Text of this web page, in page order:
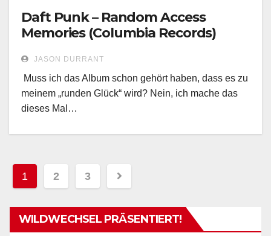
Daft Punk – Random Access
Memories (Columbia Records)
JASON DURRANT
Muss ich das Album schon gehört haben, dass es zu
meinem „runden Glück“ wird? Nein, ich mache das
dieses Mal…
Seitennummerierung
der
Beiträge
1 2 3
WILDWECHSEL PRÄSENTIERT!